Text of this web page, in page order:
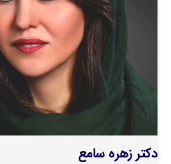
دکتر زهره سامع